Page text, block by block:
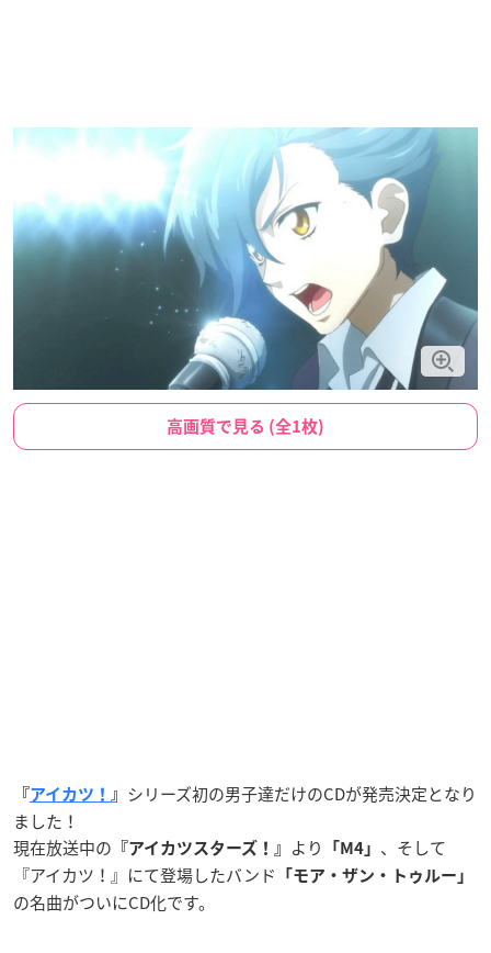
高画質で見る (全1枚)
『アイカツ！ 』 シリーズ初の男子達だけのCDが発売決定となり
ました！
現在放送中の 『アイカツスターズ！』 より 「M4」 、そして
『アイカツ！』にて登場したバンド
「モア・ザン・トゥルー」
の名曲がついにCD化です。